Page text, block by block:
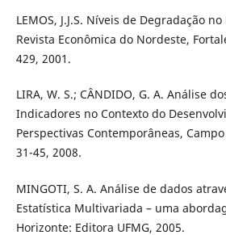
LEMOS, J.J.S. Níveis de Degradação
Revista Econômica do Nordeste,
429, 2001.
LIRA, W. S.; CÂNDIDO, G. A. Análise
Indicadores no Contexto do
Perspectivas Contemporâneas,
31-45, 2008.
MINGOTI, S. A. Análise de dados
Estatística Multivariada – uma
Horizonte: Editora UFMG, 2005.